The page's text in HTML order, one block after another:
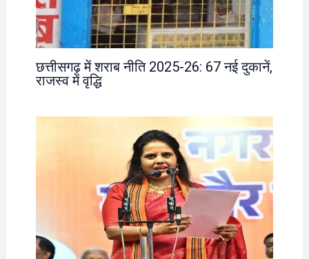
छत्तीसगढ़ में शराब नीति 2025-26: 67 नई दुकानें,
राजस्व में वृद्धि